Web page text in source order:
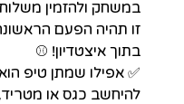
במשחק ולהזמין
זו תהיה הפעם
בתוך איצטדיון! ⚾️
✅ אפילו שמתן טיפ הוא
להיחשב כגס או